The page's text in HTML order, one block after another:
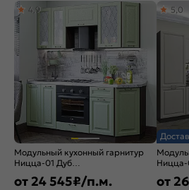
Тип поверхности:
Назначение:
Расположение:
Назначение кухонного шкафа:
Бренд:
Модульный кухонный гарнитур
Ницца-01 Дуб
оливковый/Graphite
2140x1900x600
4,9
от 24 545₽/п.м.
5,0
от